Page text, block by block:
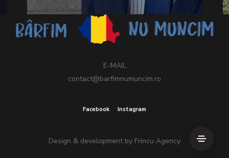
E-MAIL
contact@barfimnumuncim.ro
Facebook Instagram
Design & development by Frincu Agency